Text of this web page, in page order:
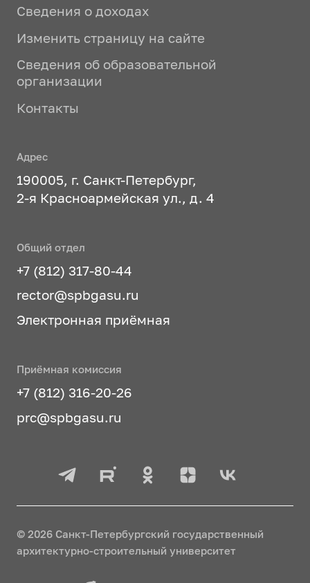
Сведения о доходах
Изменить страницу на сайте
Сведения об образовательной
организации
Контакты
Адрес
190005, г. Санкт-Петербург,
2-я Красноармейская ул., д. 4
Общий отдел
+7 (812) 317-80-44
rector@spbgasu.ru
Электронная приёмная
Приёмная комиссия
+7 (812) 316-20-26
prc@spbgasu.ru
© 2026 Санкт-Петербургский государственный
архитектурно-строительный университет